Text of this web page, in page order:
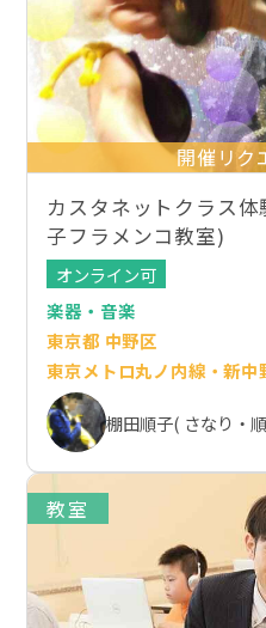
開催リク
カスタネットクラス
子フラメンコ教室)
オンライン可
楽器・音楽
東京都 中野区
東京メトロ丸ノ内線・新中
棚田順子( さなり・
教室